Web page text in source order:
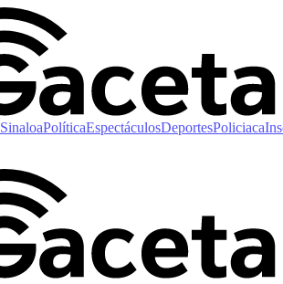
SinaloaPolíticaEspectáculosDeportesPoliciaca